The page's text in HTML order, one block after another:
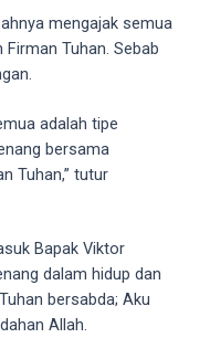
mengajak semua
Tuhan. Sebab
adalah tipe
bersama
Tuhan,” tutur
Bapak Viktor
dalam hidup dan
bersabda; Aku
Allah.